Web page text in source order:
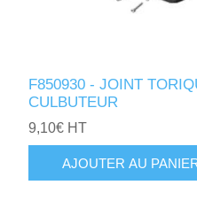
F850930 - JOINT
CULBUTEUR
9,10€ HT
AJOUTER AU